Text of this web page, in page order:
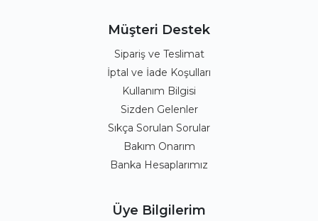
Müşteri Destek
Sipariş ve Teslimat
İptal ve İade Koşulları
Kullanım Bilgisi
Sizden Gelenler
Sıkça Sorulan Sorular
Bakım Onarım
Banka Hesaplarımız
Üye Bilgilerim